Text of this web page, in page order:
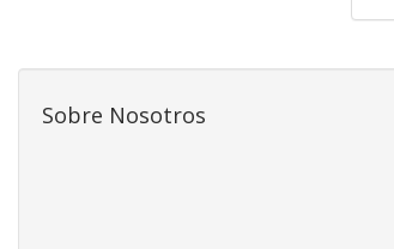
Sobre Nosotros